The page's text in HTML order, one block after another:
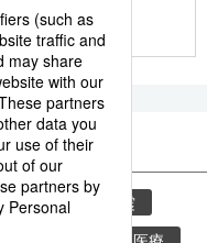
・災害
地震